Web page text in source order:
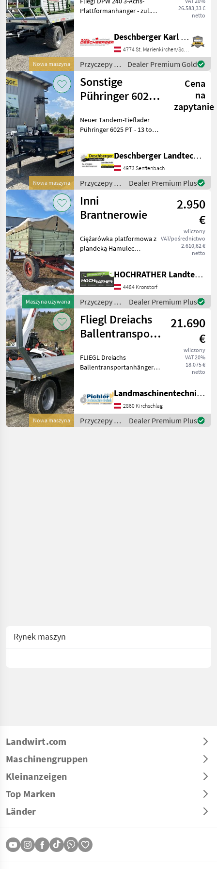
Nowa maszyna
26.583,33 €
netto
Plattformanhänger - zul.
Kreis-Druckluftbremse mit
integriertem Pa
Deschberger Karl Landtechnik GesmbH & Co KG
4774 St. Marienkirchen/Schärding
Przyczepy /
Fliegl
Dealer Premium Gold
Nowa maszyna
Sonstige
Pühringer 6025
Cena
na
zapytanie
Neuer Tandem-Tieflader
Pühringer 6025 PT - 13 to
Plateauanhänger hinten
abgeschrägt mit hydr.
Auffahrrampen 600mm -
Zentr
Deschberger Landtechnik GmbH
4973 Senftenbach
Przyczepy /
Sonstige
Dealer Premium Plus
Maszyna używana
Inni
Brantnerowie
2.950
€
wliczony
VAT/pośrednictwo
2.610,62 €
netto
Ciężarówka platformowa z
plandeką Hamulec
Sprężyny podnoszące
ścianę boczną Rok budowy
1976 Liczba osi (konfigura
HOCHRATHER Landtechnik GmbH
4484 Kronstorf
Przyczepy /
Sonstige
Dealer Premium Plus
Nowa maszyna
Fliegl Dreiachs
Ballentransportanhänger
21.690
€
wliczony
VAT 20%
18.075 €
netto
FLIEGL Dreiachs
Ballentransportanhänger
integriert - Brücke 9900 mm
x 2480 mm - 3-Achs
Fahrgestell - Zug
Landmaschinentechnik Pichler GmbH
2860 Kirchschlag
Przyczepy /
Fliegl
Dealer Premium Plus
Rynek maszyn
Landwirt.com
Maschinengruppen
Kleinanzeigen
Top Marken
Länder